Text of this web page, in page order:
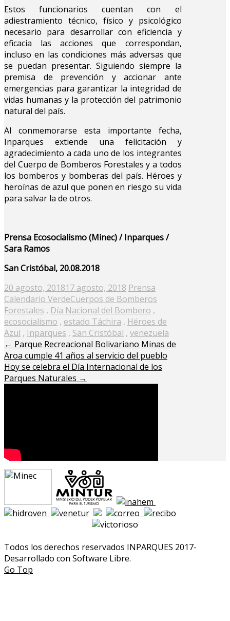
Estos funcionarios cuentan con el
adiestramiento técnico, físico y psicológico
necesario para desarrollar con eficiencia y
eficacia las acciones que correspondan,
incluso en las condiciones más adversas que
se puedan presentar. Siguiendo siempre la
premisa de prevención y accionar ante
emergencias para garantizar la integridad de
vidas humanas y la protección del patrimonio
natural del país.
Al conmemorarse esta importante fecha,
Inparques extiende una felicitación y
agradecimiento a cada uno de los integrantes
del Cuerpo de Bomberos Forestales y a todos
los bomberos y bomberas del país. Héroes y
heroínas de azul que ponen en riesgo su vida
para salvar la de otros.
Prensa Ecosocialismo (Minec) / Inparques /
Sara Ramos
San Cristóbal, 20.08.2018
Posted
on
20 agosto, 201817 agosto, 2018 Prensa
Calendario VerdeCuerpos de Bomberos
Forestales , Día Nacional del Bombero ,
ecosocialismo , estado Táchira , Héroes de
Azul , Inparques , San Cristóbal , venezuela
← Parque Recreacional Bolivariano Minas de
Aroa cumple 41 años al servicio del pueblo
Hoy se celebra el Día Internacional de los
Parques Naturales →
Todos los derechos reservados INPARQUES 2017-
Desarrollado con Software Libre.
Go Top